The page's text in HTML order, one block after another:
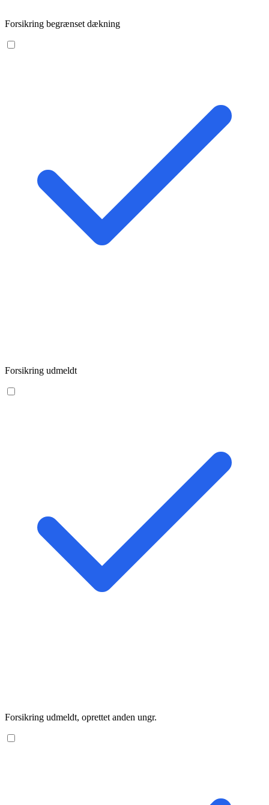
Forsikring begrænset dækning
Forsikring udmeldt
Forsikring udmeldt, oprettet anden ungr.